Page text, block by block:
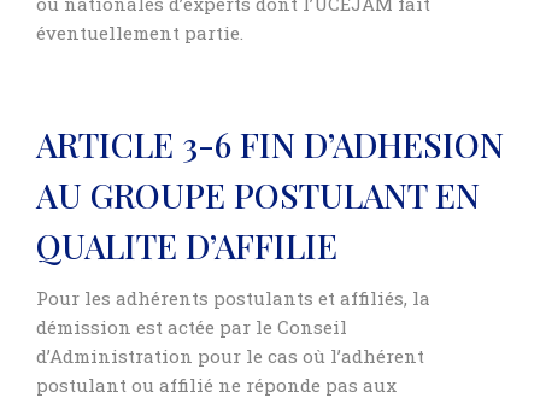
éventuellement partie.
ARTICLE 3-6 FIN D’ADHESION
AU GROUPE POSTULANT EN
QUALITE D’AFFILIE
Pour les adhérents postulants et affiliés, la
démission est actée par le Conseil
d’Administration pour le cas où l’adhérent
postulant ou affilié ne réponde pas aux